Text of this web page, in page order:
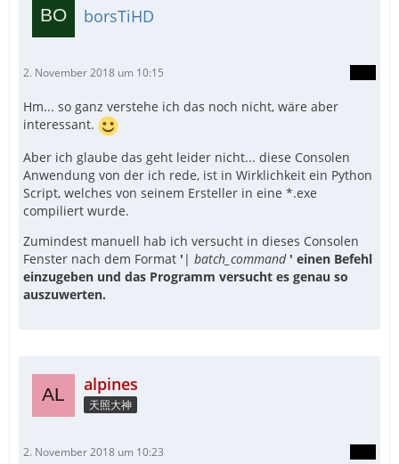
borsTiHD
2. November 2018 um 10:15
Hm... so ganz verstehe ich das noch nicht, wäre aber
interessant.
Aber ich glaube das geht leider nicht... diese Consolen
Anwendung von der ich rede, ist in Wirklichkeit ein Python
Script, welches von seinem Ersteller in eine *.exe
compiliert wurde.
Zumindest manuell hab ich versucht in dieses Consolen
Fenster nach dem Format ' | batch_command' einen Befehl
einzugeben und das Programm versucht es genau so
auszuwerten.
alpines
天照大神
2. November 2018 um 10:23